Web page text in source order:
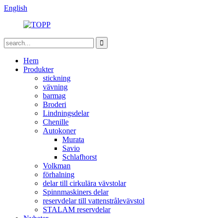
English
Hem
Produkter
stickning
vävning
barmag
Broderi
Lindningsdelar
Chenille
Autokoner
Murata
Savio
Schlafhorst
Volkman
förhalning
delar till cirkulära vävstolar
Spinnmaskiners delar
reservdelar till vattenstrålevävstol
STALAM reservdelar